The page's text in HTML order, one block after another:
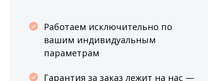
Работаем исключительно по
вашим индивидуальным
параметрам
Гарантия за заказ лежит на нас —